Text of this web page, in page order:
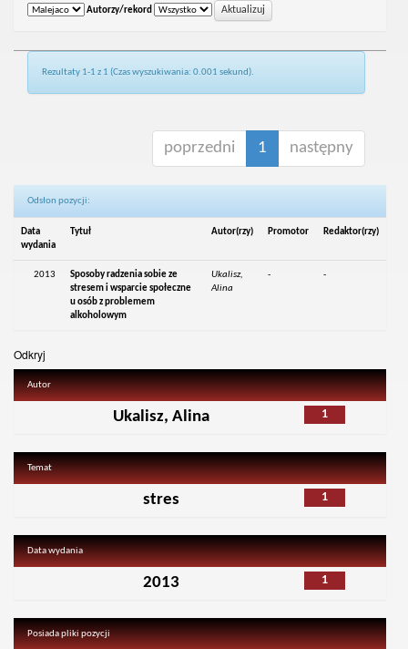
Autorzy/rekord
Rezultaty 1-1 z 1 (Czas wyszukiwania: 0.001 sekund).
poprzedni 1 następny
Odsłon pozycji:
Data
wydania
Tytuł Autor(rzy) Promotor Redaktor(rzy)
2013
Sposoby radzenia sobie ze
stresem i wsparcie społeczne
u osób z problemem
alkoholowym
Ukalisz,
Alina
- -
Odkryj
Autor
1
Ukalisz, Alina
Temat
1
stres
Data wydania
1
2013
Posiada pliki pozycji